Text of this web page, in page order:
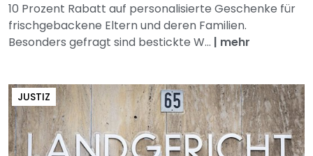
10 Prozent Rabatt auf personalisierte Geschenke für
frischgebackene Eltern und deren Familien.
Besonders gefragt sind bestickte W... | mehr
JUSTIZ